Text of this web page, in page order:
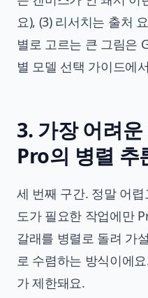
요), (3) 리서치는 출처
별로 고르는 큰 그림은
별 모델 선택 가이드에
3. 가장 어려
Pro의 병렬 추
세 번째 구간. 정말 어
도가 필요한 작업에만
갈래를 병렬로 돌려 가
로 수렴하는 방식이에
가 제한돼요.